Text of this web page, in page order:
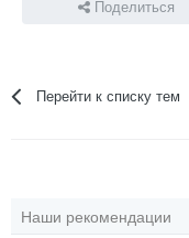
Поделиться
Перейти к списку тем
Наши рекомендации